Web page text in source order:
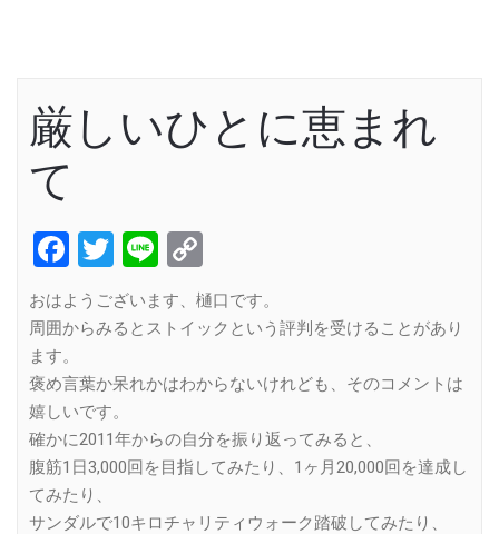
厳しいひとに恵まれ
て
Facebook
Twitter
Line
Link
おはようございます、樋口です。
周囲からみるとストイックという評判を受けることがあり
ます。
褒め言葉か呆れかはわからないけれども、そのコメントは
嬉しいです。
確かに2011年からの自分を振り返ってみると、
腹筋1日3,000回を目指してみたり、1ヶ月20,000回を達成し
てみたり、
サンダルで10キロチャリティウォーク踏破してみたり、